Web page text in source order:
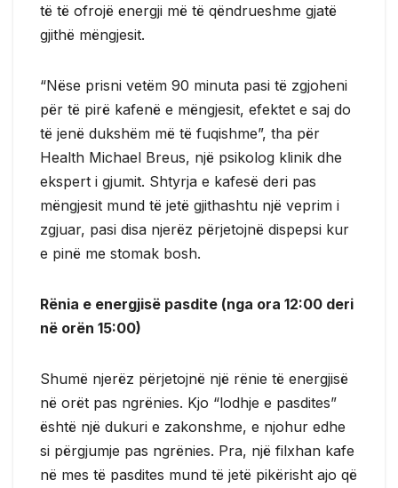
të të ofrojë energji më të qëndrueshme gjatë
gjithë mëngjesit.
“Nëse prisni vetëm 90 minuta pasi të zgjoheni
për të pirë kafenë e mëngjesit, efektet e saj do
të jenë dukshëm më të fuqishme”, tha për
Health Michael Breus, një psikolog klinik dhe
ekspert i gjumit. Shtyrja e kafesë deri pas
mëngjesit mund të jetë gjithashtu një veprim i
zgjuar, pasi disa njerëz përjetojnë dispepsi kur
e pinë me stomak bosh.
Rënia e energjisë pasdite (nga ora 12:00 deri
në orën 15:00)
Shumë njerëz përjetojnë një rënie të energjisë
në orët pas ngrënies. Kjo “lodhje e pasdites”
është një dukuri e zakonshme, e njohur edhe
si përgjumje pas ngrënies. Pra, një filxhan kafe
në mes të pasdites mund të jetë pikërisht ajo që